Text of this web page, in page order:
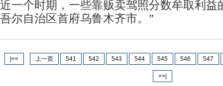
近一个时期，一些靠贩卖驾照分数牟取利益
吾尔自治区首府乌鲁木齐市。”
|<< 上一页 541 542 543 544 545 546 547
>>|